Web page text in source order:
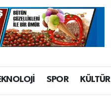
SPOR KÜLTÜR